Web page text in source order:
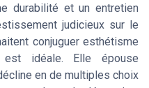
durabilité et un entretien
judicieux sur le
conjuguer esthétisme
idéale. Elle épouse
en de multiples choix